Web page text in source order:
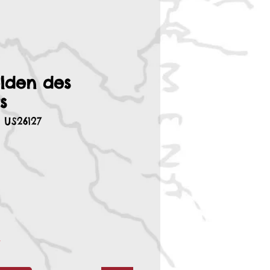
des